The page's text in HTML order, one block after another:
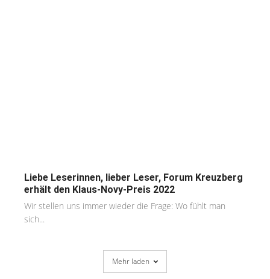
Liebe Leserinnen, lieber Leser, Forum Kreuzberg
erhält den Klaus-Novy-Preis 2022
Wir stellen uns immer wieder die Frage: Wo fühlt man
sich...
Mehr laden